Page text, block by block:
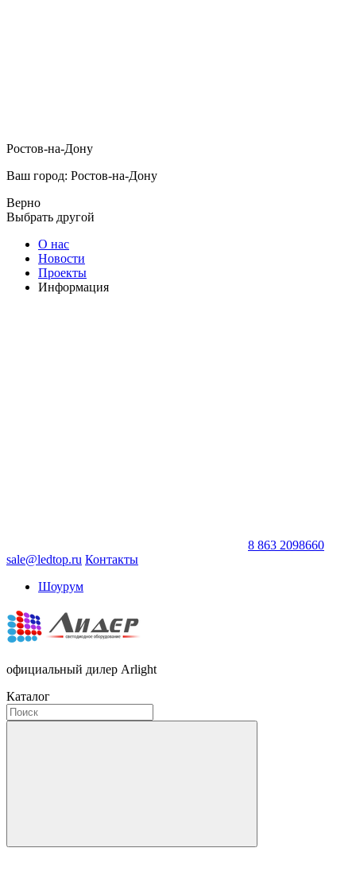
Ростов-на-Дону
Ваш город: Ростов-на-Дону
Верно
Выбрать другой
О нас
Новости
Проекты
Информация
8 863 2098660
sale@ledtop.ru Контакты
Шоурум
официальный дилер Arlight
Каталог